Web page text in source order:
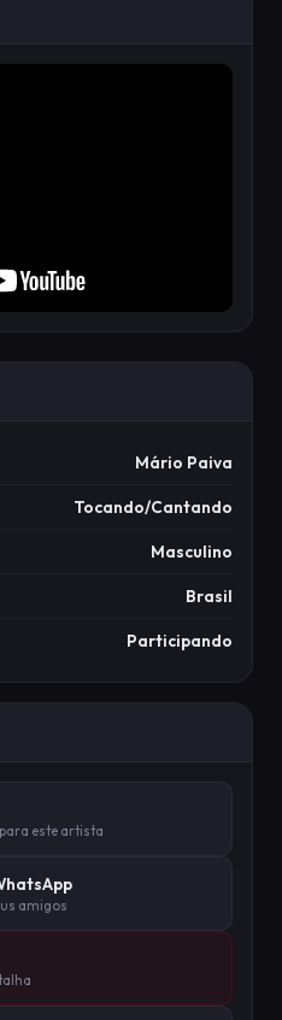
Mário Paiva
Tocando/Cantando
Masculino
Brasil
Participando
este artista
amigos